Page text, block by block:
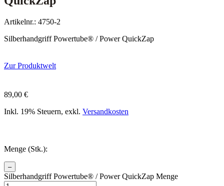
Artikelnr.: 4750-2
Silberhandgriff Powertube® / Power QuickZap
Zur Produktwelt
89,00 €
Inkl. 19% Steuern, exkl. Versandkosten
Menge (Stk.):
–
Silberhandgriff Powertube® / Power QuickZap Menge